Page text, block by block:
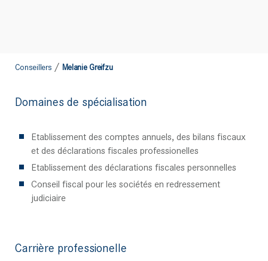
Conseillers / Melanie Greifzu
Domaines de spécialisation
Etablissement des comptes annuels, des bilans fiscaux
et des déclarations fiscales professionelles
Etablissement des déclarations fiscales personnelles
Conseil fiscal pour les sociétés en redressement
judiciaire
Carrière professionelle